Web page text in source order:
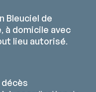
Bleuciel de
, à domicile avec
lieu autorisé.